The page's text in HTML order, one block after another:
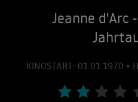
Jeanne d'Arc
KINOSTART: 01.01.1970